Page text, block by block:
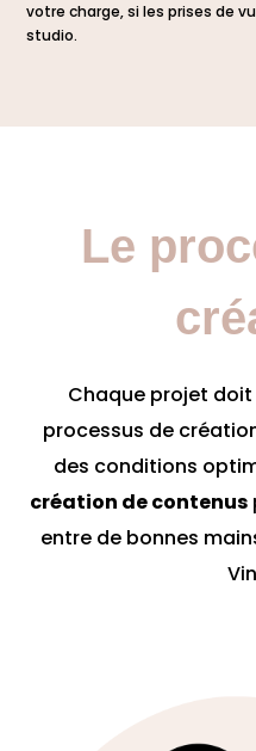
votre charge, si les prises de
studio.
Le
Chaque projet
processus de
des conditions
création de contenus
entre de bonnes